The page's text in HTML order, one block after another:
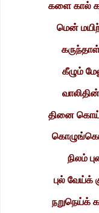
களை கால்
மென் மயிற்
கீழும்
தினை
நிலம்
புல் வேய்க்
நறுநெய்க்